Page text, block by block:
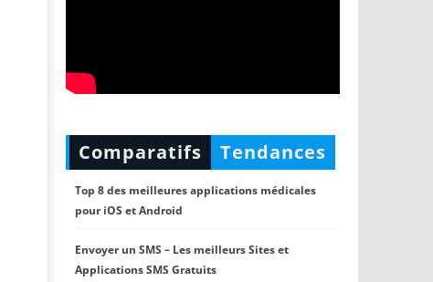
Comparatifs Tendances
Top 8 des meilleures applications médicales
pour iOS et Android
Envoyer un SMS – Les meilleurs Sites et
Applications SMS Gratuits